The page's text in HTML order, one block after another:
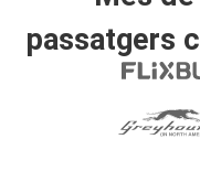
passatgers